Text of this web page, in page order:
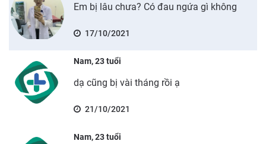
Em bị lâu chưa? Có đau ngứa gì không
17/10/2021
Nam, 23 tuổi
dạ cũng bị vài tháng rồi ạ
21/10/2021
Nam, 23 tuổi